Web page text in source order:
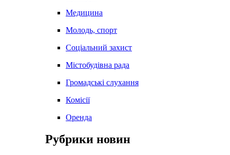
Медицина
Молодь, спорт
Соціальний захист
Містобудівна рада
Громадські слухання
Комісії
Оренда
Рубрики новин